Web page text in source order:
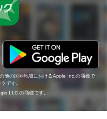
他の国や地域におけるApple Inc.の商標で
です。
LLC の商標です。